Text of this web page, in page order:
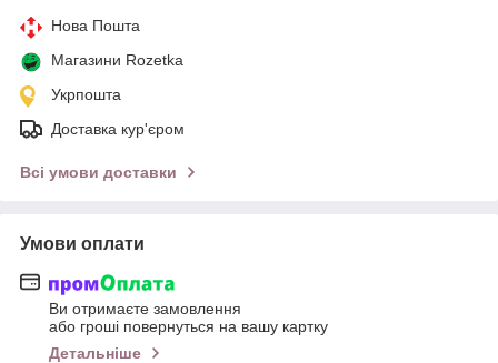
Нова Пошта
Магазини Rozetka
Укрпошта
Доставка кур'єром
Всі умови доставки
Умови оплати
Ви отримаєте замовлення
або гроші повернуться на вашу картку
Детальніше